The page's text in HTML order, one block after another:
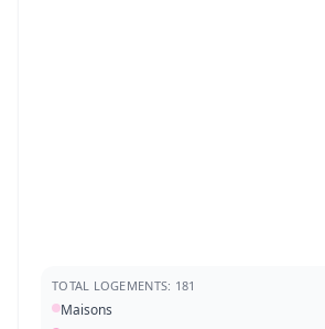
TOTAL LOGEMENTS: 181
Maisons